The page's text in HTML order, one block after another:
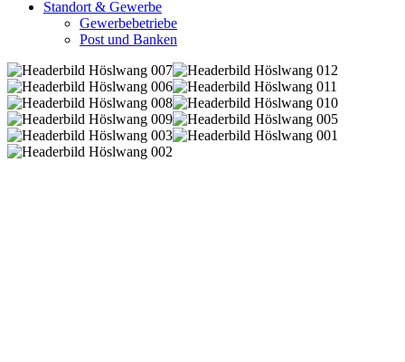
Standort & Gewerbe
Gewerbebetriebe
Post und Banken